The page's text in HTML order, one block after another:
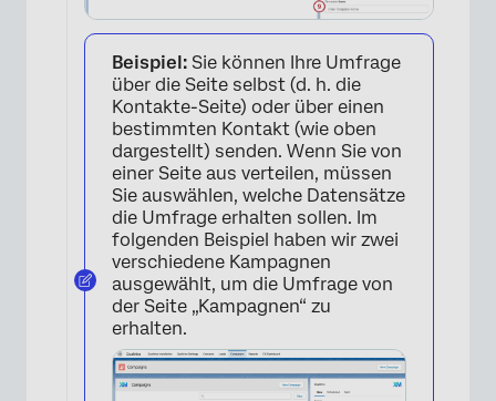
Beispiel: Sie können Ihre Umfrage
über die Seite selbst (d. h. die
Kontakte-Seite) oder über einen
bestimmten Kontakt (wie oben
dargestellt) senden. Wenn Sie von
einer Seite aus verteilen, müssen
Sie auswählen, welche Datensätze
die Umfrage erhalten sollen. Im
folgenden Beispiel haben wir zwei
verschiedene Kampagnen
ausgewählt, um die Umfrage von
der Seite „Kampagnen“ zu
erhalten.